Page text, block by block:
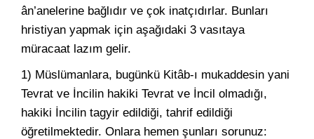
ân’anelerine bağlıdır ve çok inatçıdırlar. Bunları
hristiyan yapmak için aşağıdaki 3 vasıtaya
müracaat lazım gelir.
1) Müslümanlara, bugünkü Kitâb-ı mukaddesin yani
Tevrat ve İncilin hakiki Tevrat ve İncil olmadığı,
hakiki İncilin tagyir edildiği, tahrif edildiği
öğretilmektedir. Onlara hemen şunları sorunuz: